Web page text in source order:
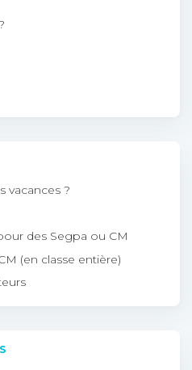
vacances ?
des Segpa ou CM
(en classe entière)